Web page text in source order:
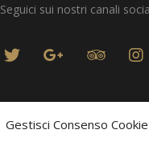
Gestisci Consenso Cookie
Seguici sui nostri canali